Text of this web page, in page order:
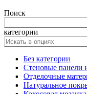
Поиск
категории
Без категории
Стеновые панели
Отделочные
Натуральное